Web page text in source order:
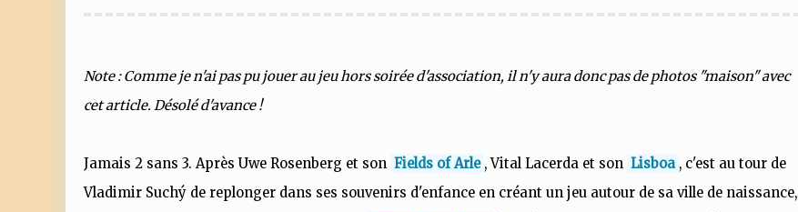
Note : Comme je n'ai pas pu jouer au jeu hors soirée d'association, il n'y aura donc pas de photos "maison" avec
cet article. Désolé d'avance !
Jamais 2 sans 3. Après Uwe Rosenberg et son Fields of Arle , Vital Lacerda et son Lisboa , c'est au tour de
Vladimir Suchý de replonger dans ses souvenirs d'enfance en créant un jeu autour de sa ville de naissance,